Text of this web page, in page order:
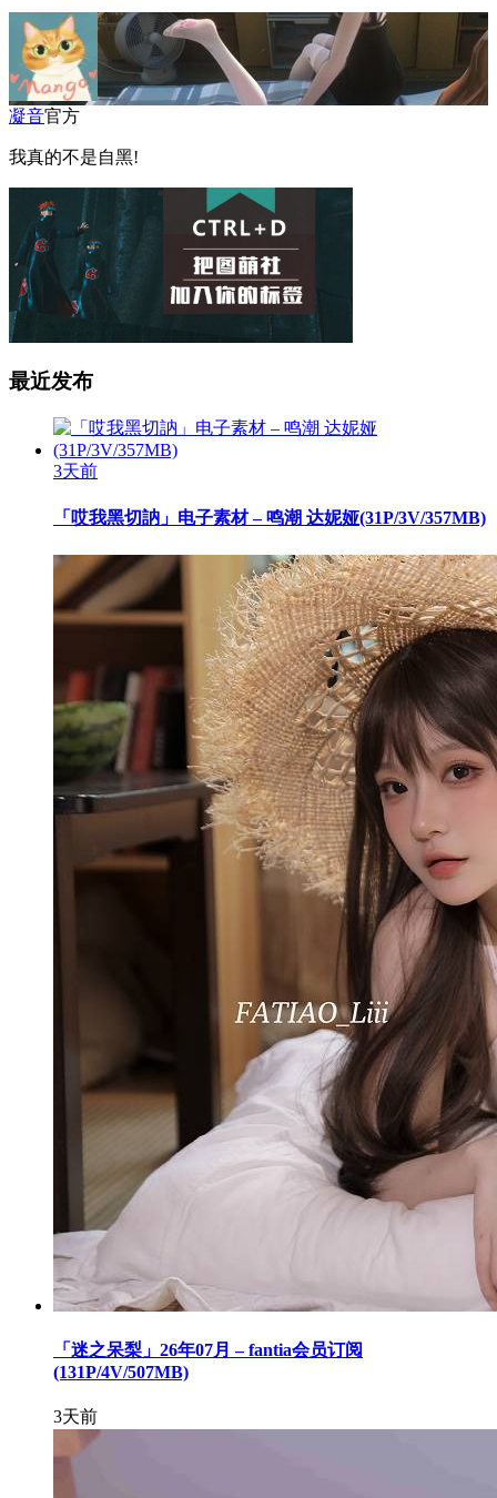
凝音官方
我真的不是自黑!
最近发布
3天前
「哎我黑切訥」电子素材 – 鸣潮 达妮娅(31P/3V/357MB)
「迷之呆梨」26年07月 – fantia会员订阅
(131P/4V/507MB)
3天前